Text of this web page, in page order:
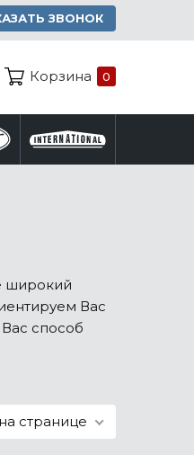
ЗВОНОК
Корзина 0
широкий
Вас
способ
странице